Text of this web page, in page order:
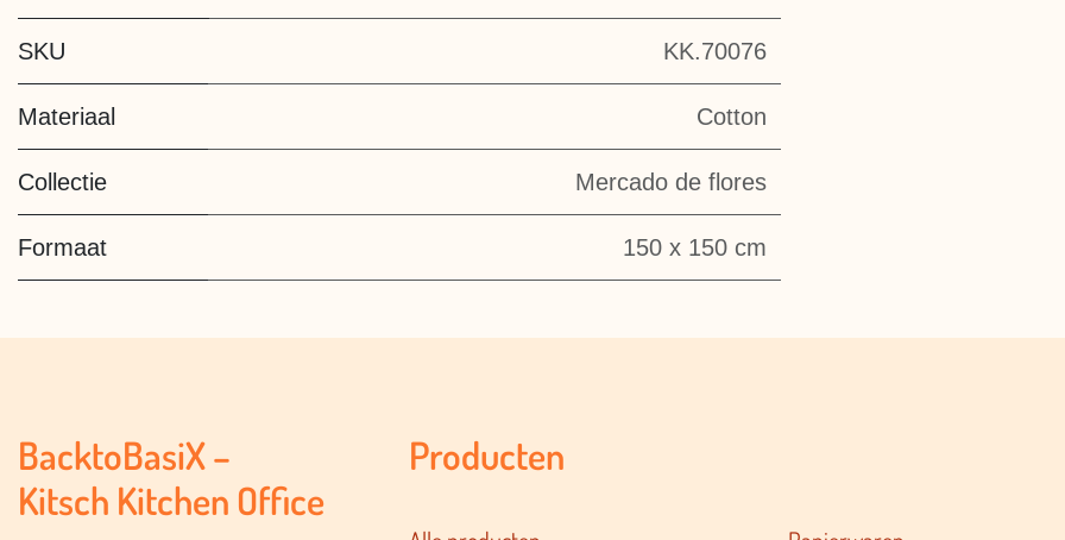
SKU KK.70076
Materiaal Cotton
Collectie Mercado de flores
Formaat 150 x 150 cm
BacktoBasiX –
Kitsch Kitchen Office
Producten